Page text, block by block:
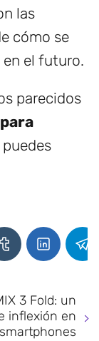
las
cómo se
el futuro.
parecidos
puedes
3 Fold: un
inflexión en
smartphones